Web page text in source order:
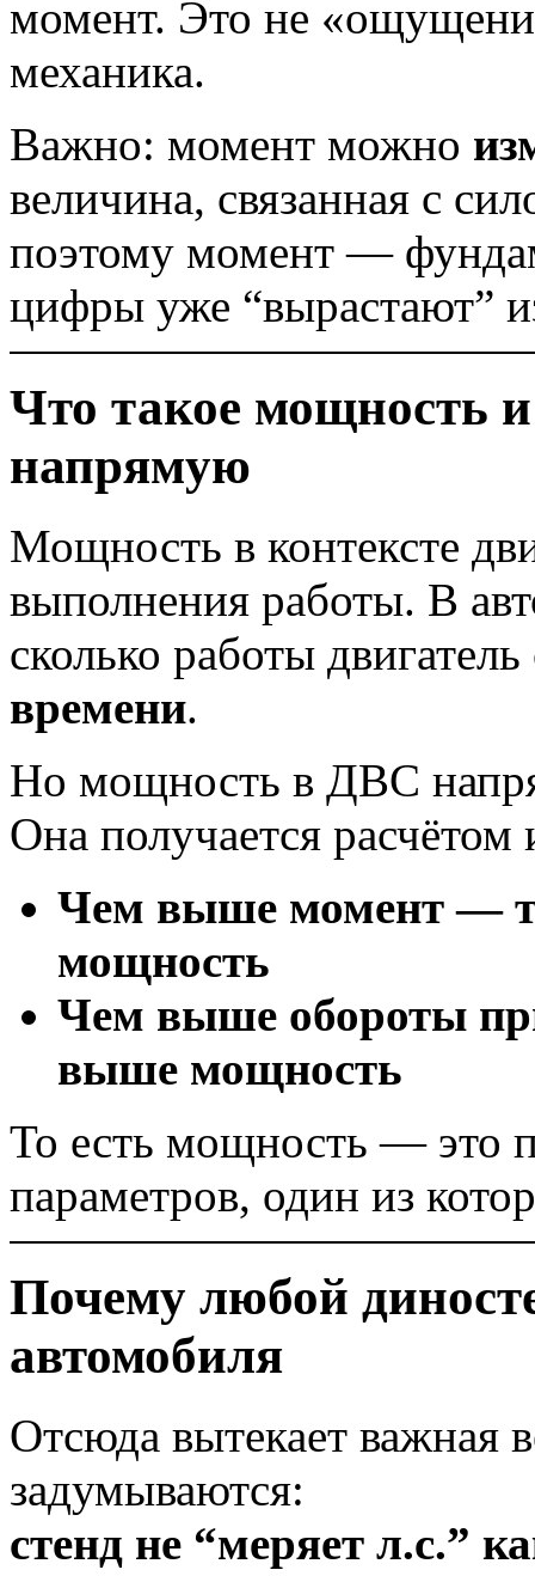
момент. Это не
механика.
Важно: момент можно
величина, связанная с
поэтому момент —
цифры уже “вырастают”
Что такое мощность
напрямую
Мощность в контексте
выполнения работы. В
сколько работы
времени.
Но мощность в ДВС
Она получается
Чем выше момент —
мощность
Чем выше обороты
выше мощность
То есть мощность — это
параметров, один из
Почему любой
автомобиля
Отсюда вытекает важная
задумываются:
стенд не “меряет л.с.”